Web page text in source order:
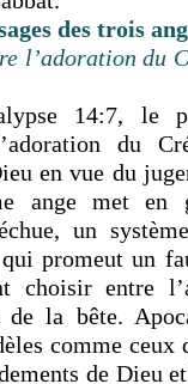
des trois
l’adoration du
14:7, le
du
en vue du
ange met en
un
promeut un
choisir entre
de la bête.
comme ceux
de Dieu